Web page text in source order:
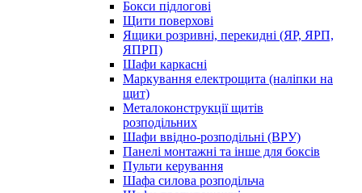
Бокси підлогові
Щити поверхові
Ящики розривні, перекидні (ЯР, ЯРП,
ЯПРП)
Шафи каркасні
Маркування електрощита (наліпки на
щит)
Металоконструкції щитів
розподільних
Шафи ввідно-розподільні (ВРУ)
Панелі монтажні та інше для боксів
Пульти керування
Шафа силова розподільча